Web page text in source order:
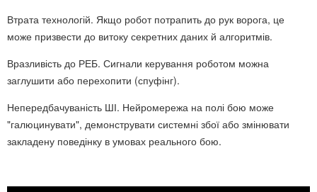
Втрата технологій. Якщо робот потрапить до рук ворога, це
може призвести до витоку секретних даних й алгоритмів.
Вразливість до РЕБ. Сигнали керування роботом можна
заглушити або перехопити (спуфінг).
Непередбачуваність ШІ. Нейромережа на полі бою може
"галюцинувати", демонструвати системні збої або змінювати
закладену поведінку в умовах реального бою.